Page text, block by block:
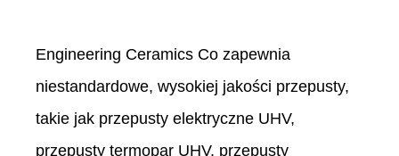
Engineering Ceramics Co zapewnia
niestandardowe, wysokiej jakości przepusty,
takie jak przepusty elektryczne UHV,
przepusty termopar UHV, przepusty